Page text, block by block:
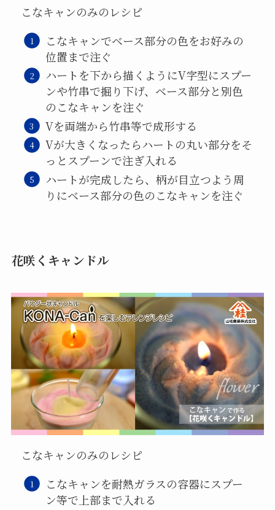
こなキャンのみのレシピ
こなキャンでベース部分の色をお好みの
位置まで注ぐ
ハートを下から描くようにV字型にスプー
ンや竹串で掘り下げ、ベース部分と別色
のこなキャンを注ぐ
Vを両端から竹串等で成形する
Vが大きくなったらハートの丸い部分をそ
っとスプーンで注ぎ入れる
ハートが完成したら、柄が目立つよう周
りにベース部分の色のこなキャンを注ぐ
花咲くキャンドル
こなキャンのみのレシピ
こなキャンを耐熱ガラスの容器にスプー
ン等で上部まで入れる